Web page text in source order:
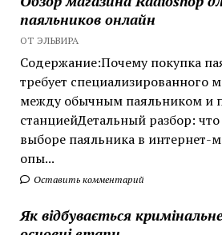
паяльников онлайн
ОТ ЭЛЬВИРА
Содержание:Почему покупка
требует специализированного
между обычным паяльником и
станциейДетальный разбор:
выборе паяльника в интернет-
опы...
Оставить комментарий
Як відбувається